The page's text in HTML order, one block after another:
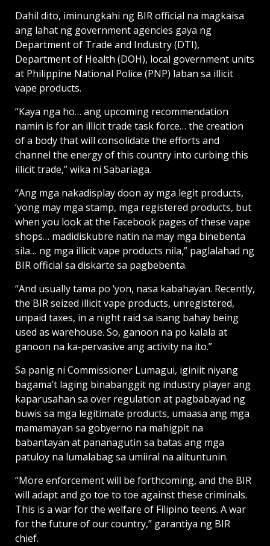
Dahil dito, iminungkahi ng BIR official na magkaisa
ang lahat ng government agencies gaya ng
Department of Trade and Industry (DTI),
Department of Health (DOH), local government units
at Philippine National Police (PNP) laban sa illicit
vape products.
“Kaya nga ho… ang upcoming recommendation
namin is for an illicit trade task force… the creation
of a body that will consolidate the efforts and
channel the energy of this country into curbing this
illicit trade,” wika ni Sabariaga.
“Ang mga nakadisplay doon ay mga legit products,
‘yong may mga stamp, mga registered products, but
when you look at the Facebook pages of these vape
shops… madidiskubre natin na may mga binebenta
sila… ng mga illicit vape products nila,” paglalahad ng
BIR official sa diskarte sa pagbebenta.
“And usually tama po ‘yon, nasa kabahayan. Recently,
the BIR seized illicit vape products, unregistered,
unpaid taxes, in a night raid sa isang bahay being
used as warehouse. So, ganoon na po kalala at
ganoon na ka-pervasive ang activity na ito.”
Sa panig ni Commissioner Lumagui, iginiit niyang
bagama’t laging binabanggit ng industry player ang
kaparusahan sa over regulation at pagbabayad ng
buwis sa mga legitimate products, umaasa ang mga
mamamayan sa gobyerno na mahigpit na
babantayan at pananagutin sa batas ang mga
patuloy na lumalabag sa umiiral na alituntunin.
“More enforcement will be forthcoming, and the BIR
will adapt and go toe to toe against these criminals.
This is a war for the welfare of Filipino teens. A war
for the future of our country,” garantiya ng BIR
chief.